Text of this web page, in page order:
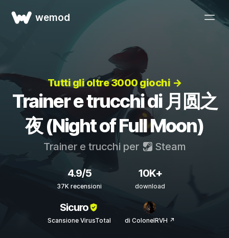
wemod
Tutti gli oltre 3000 giochi →
Trainer e trucchi di 月圆之
夜 (Night of Full Moon)
Trainer e trucchi per Steam
4.9/5
37K recensioni
10K+
download
Sicuro
Scansione VirusTotal di ColonelRVH ↗